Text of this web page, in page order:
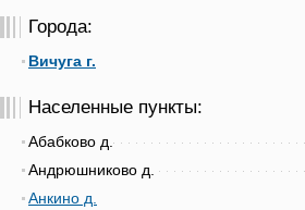
Города:
Вичуга г.
Населенные пункты:
Абабково д.
Андрюшниково д.
Анкино д.